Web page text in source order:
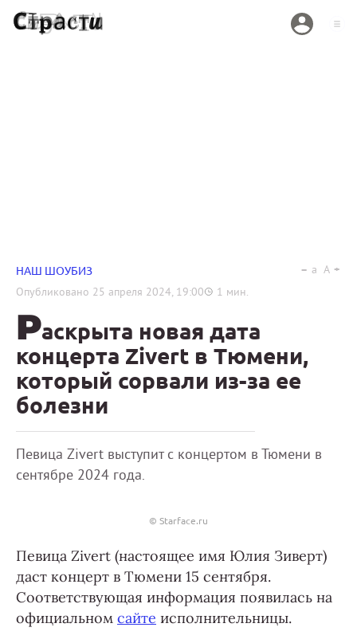
НАШ ШОУБИЗ
Опубликовано 25 апреля 2024, 19:00 1 мин.
a A
Раскрыта новая дата
концерта Zivert в Тюмени,
который сорвали из-за ее
болезни
Певица Zivert выступит с концертом в Тюмени в
сентябре 2024 года.
© Starface.ru
Певица Zivert (настоящее имя Юлия Зиверт)
даст концерт в Тюмени 15 сентября.
Соответствующая информация появилась на
официальном сайте исполнительницы.